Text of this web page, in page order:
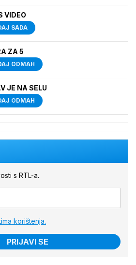
VIDEO
SADA
ZA 5
ODMAH
JE NA SELU
ODMAH
s RTL-a.
korištenja.
PRIJAVI SE